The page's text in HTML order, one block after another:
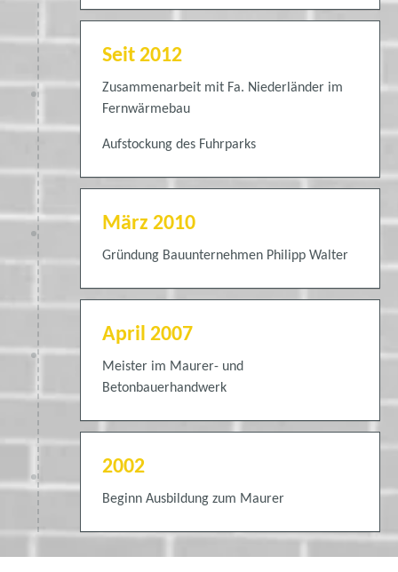
Seit 2012
Zusammenarbeit mit Fa. Niederländer im
Fernwärmebau
Aufstockung des Fuhrparks
März 2010
Gründung Bauunternehmen Philipp Walter
April 2007
Meister im Maurer- und
Betonbauerhandwerk
2002
Beginn Ausbildung zum Maurer